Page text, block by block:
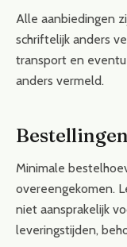
Alle aanbiedingen
schriftelijk anders
transport en
anders vermeld.
Minimale
overeengekomen.
niet aansprakelijk
leveringstijden,